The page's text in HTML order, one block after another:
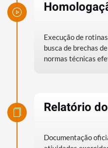
Execução de
busca de brechas
normas técnicas
Relatório
Documentação